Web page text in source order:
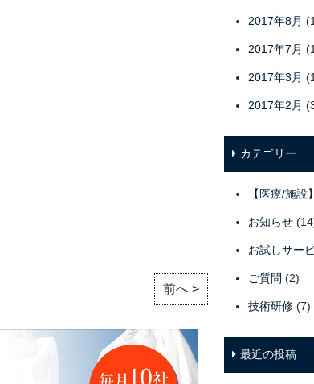
前へ >
2017年8月
2017年7月
2017年3月
2017年2月
カテゴリー
【医療/施設
お知らせ
お試しサー
ご質問 (2)
技術研修 (7)
最近の投稿